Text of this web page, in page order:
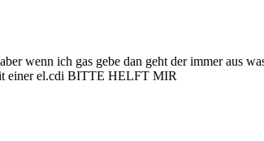
wenn ich gas gebe dan geht der immer aus
einer el.cdi BITTE HELFT MIR